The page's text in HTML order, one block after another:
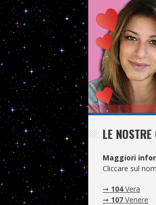
LE
Maggiori
Cliccare sul
➞ 104Vera
➞ 107 Venere